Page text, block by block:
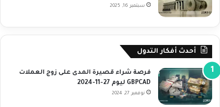
سبتمبر 16, 2025
أحدث أفكار التدول
فرصة شراء قصيرة المدى على زوج العملات
GBPCAD ليوم 27-11-2024
نوفمبر 27, 2024